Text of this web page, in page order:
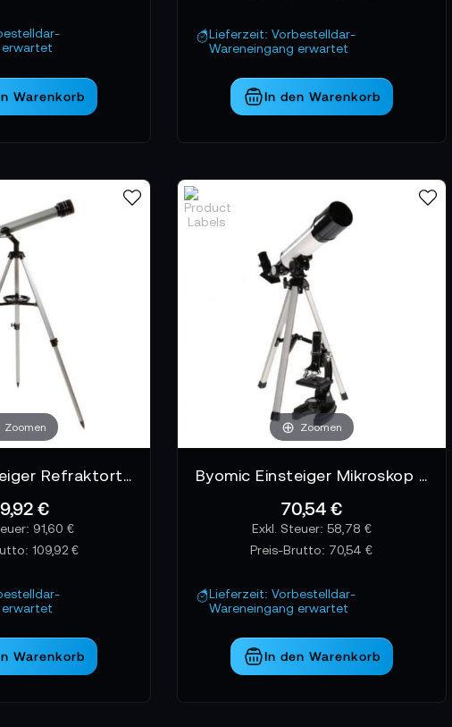
erwartet
Warenkorb
Lieferzeit: Vorbestelldar-
Wareneingang erwartet
In den Warenkorb
Zoomen
Byomic Einsteiger Refraktorteleskop 60/700 mit Koffer Teleskop
€
91,60 €
109,92 €
erwartet
Warenkorb
Zoomen
Byomic Einsteiger Mikroskop mit Koffer & Teleskop
70,54 €
58,78 €
Preis-Brutto: 70,54 €
Lieferzeit: Vorbestelldar-
Wareneingang erwartet
In den Warenkorb